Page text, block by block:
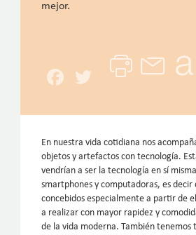
mejor.
Facebook
Twitter
En nuestra vida cotidiana nos
objetos y artefactos con tecnología.
vendrían a ser la tecnología en sí
smartphones y computadoras, es decir
concebidos especialmente a partir de
a realizar con mayor rapidez y
de la vida moderna. También tenemos